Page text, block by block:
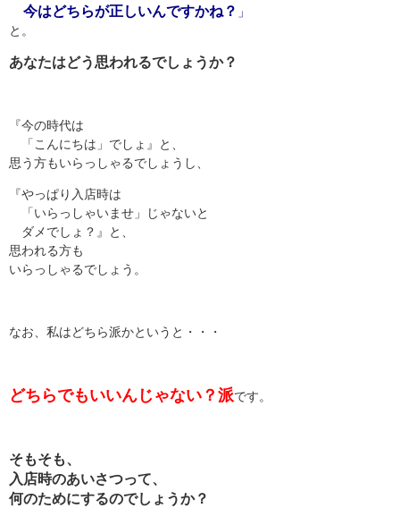
今はどちらが正しいんですかね？ 」
と。
あなたはどう思われるでしょうか？
『今の時代は
「こんにちは」でしょ』と、
思う方もいらっしゃるでしょうし、
『やっぱり入店時は
「いらっしゃいませ」じゃないと
ダメでしょ？』と、
思われる方も
いらっしゃるでしょう。
なお、私はどちら派かというと・・・
どちらでもいいんじゃない？派です。
そもそも、
入店時のあいさつって、
何のためにするのでしょうか？